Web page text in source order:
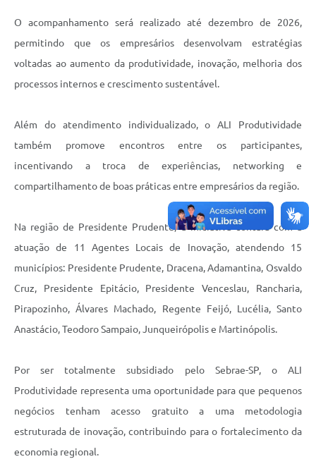
O acompanhamento será realizado até dezembro de 2026,
permitindo que os empresários desenvolvam estratégias
voltadas ao aumento da produtividade, inovação, melhoria dos
processos internos e crescimento sustentável.
Além do atendimento individualizado, o ALI Produtividade
também promove encontros entre os participantes,
incentivando a troca de experiências, networking e
compartilhamento de boas práticas entre empresários da região.
Na região de Presidente Prudente, a iniciativa contará com a
atuação de 11 Agentes Locais de Inovação, atendendo 15
municípios: Presidente Prudente, Dracena, Adamantina, Osvaldo
Cruz, Presidente Epitácio, Presidente Venceslau, Rancharia,
Pirapozinho, Álvares Machado, Regente Feijó, Lucélia, Santo
Anastácio, Teodoro Sampaio, Junqueirópolis e Martinópolis.
Por ser totalmente subsidiado pelo Sebrae-SP, o ALI
Produtividade representa uma oportunidade para que pequenos
negócios tenham acesso gratuito a uma metodologia
estruturada de inovação, contribuindo para o fortalecimento da
economia regional.